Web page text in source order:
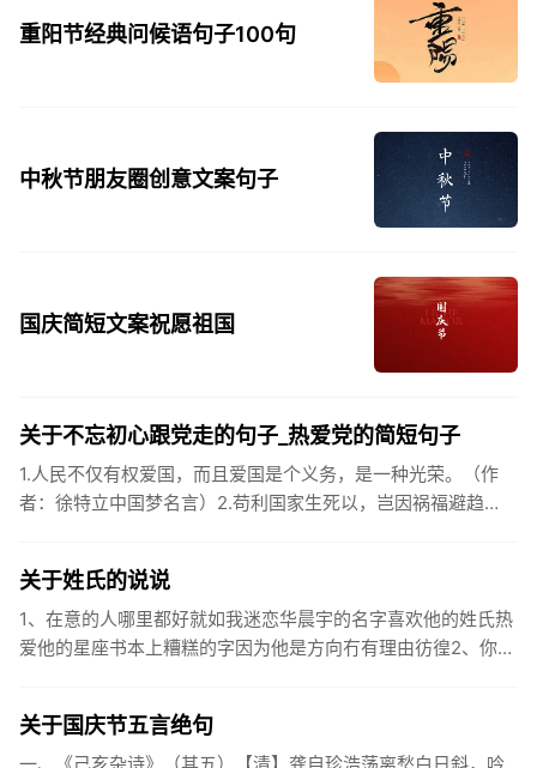
重阳节经典问候语句子100句
中秋节朋友圈创意文案句子
国庆简短文案祝愿祖国
关于不忘初心跟党走的句子_热爱党的简短句子
1.人民不仅有权爱国，而且爱国是个义务，是一种光荣。（作
者：徐特立中国梦名言）2.苟利国家生死以，岂因祸福避趋
关于姓氏的说说
1、在意的人哪里都好就如我迷恋华晨宇的名字喜欢他的姓氏热
爱他的星座书本上糟糕的字因为他是方向冇有理由彷徨2、你的
关于国庆节五言绝句